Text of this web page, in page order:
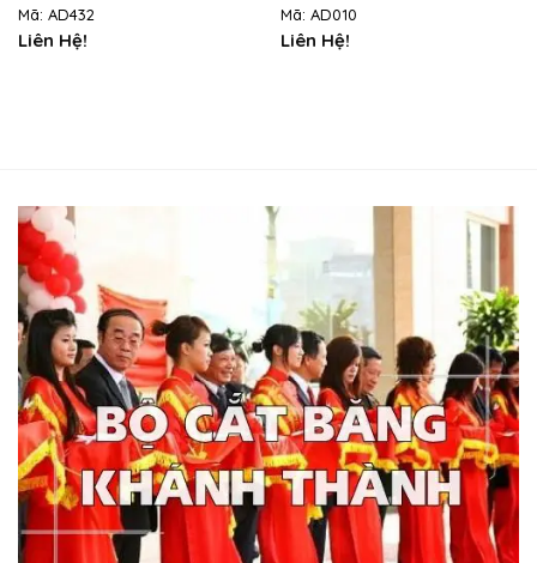
Mã: AD432
Liên Hệ!
Mã: AD010
Liên Hệ!